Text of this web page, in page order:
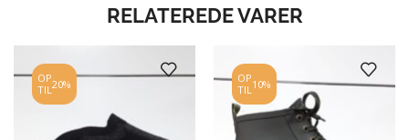
RELATEREDE VARER
OP
TIL20%
OP
TIL10%